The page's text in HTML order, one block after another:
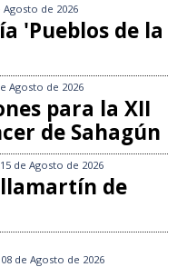
Agosto de 2026
'Pueblos de la
Agosto de 2026
para la XII
de Sahagún
de Agosto de 2026
de
de Agosto de 2026